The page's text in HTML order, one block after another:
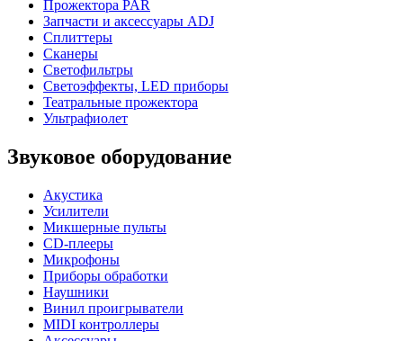
Прожектора PAR
Запчасти и аксессуары ADJ
Сплиттеры
Сканеры
Светофильтры
Светоэффекты, LED приборы
Театральные прожектора
Ультрафиолет
Звуковое оборудование
Акустика
Усилители
Микшерные пульты
CD-плееры
Микрофоны
Приборы обработки
Наушники
Винил проигрыватели
MIDI контроллеры